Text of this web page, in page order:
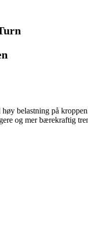
belastning på
og mer bærekraftig